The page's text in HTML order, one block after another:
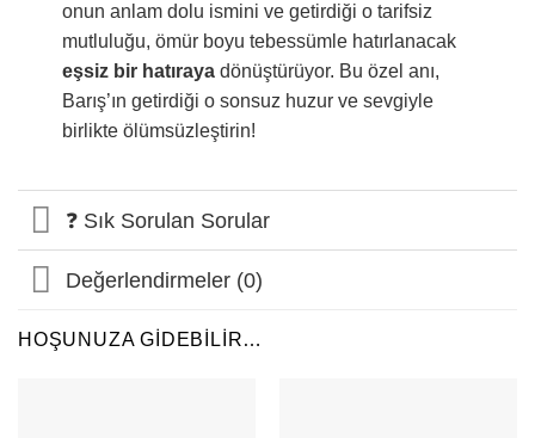
onun anlam dolu ismini ve getirdiği o tarifsiz
mutluluğu, ömür boyu tebessümle hatırlanacak
eşsiz bir hatırayadönüştürüyor. Bu özel anı,
Barış’ın getirdiği o sonsuz huzur ve sevgiyle
birlikte ölümsüzleştirin!
❓ Sık Sorulan Sorular
Değerlendirmeler (0)
HOŞUNUZA GIDEBILIR…